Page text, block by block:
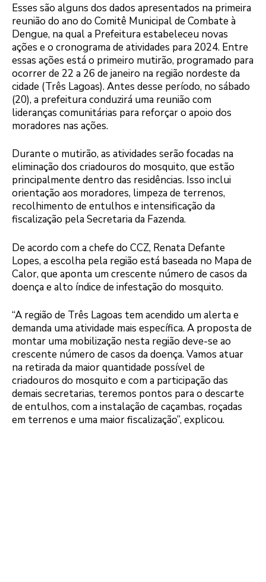
Esses são alguns dos dados apresentados na primeira
reunião do ano do Comitê Municipal de Combate à
Dengue, na qual a Prefeitura estabeleceu novas
ações e o cronograma de atividades para 2024. Entre
essas ações está o primeiro mutirão, programado para
ocorrer de 22 a 26 de janeiro na região nordeste da
cidade (Três Lagoas). Antes desse período, no sábado
(20), a prefeitura conduzirá uma reunião com
lideranças comunitárias para reforçar o apoio dos
moradores nas ações.
Durante o mutirão, as atividades serão focadas na
eliminação dos criadouros do mosquito, que estão
principalmente dentro das residências. Isso inclui
orientação aos moradores, limpeza de terrenos,
recolhimento de entulhos e intensificação da
fiscalização pela Secretaria da Fazenda.
De acordo com a chefe do CCZ, Renata Defante
Lopes, a escolha pela região está baseada no Mapa de
Calor, que aponta um crescente número de casos da
doença e alto índice de infestação do mosquito.
“A região de Três Lagoas tem acendido um alerta e
demanda uma atividade mais específica. A proposta de
montar uma mobilização nesta região deve-se ao
crescente número de casos da doença. Vamos atuar
na retirada da maior quantidade possível de
criadouros do mosquito e com a participação das
demais secretarias, teremos pontos para o descarte
de entulhos, com a instalação de caçambas, roçadas
em terrenos e uma maior fiscalização”, explicou.